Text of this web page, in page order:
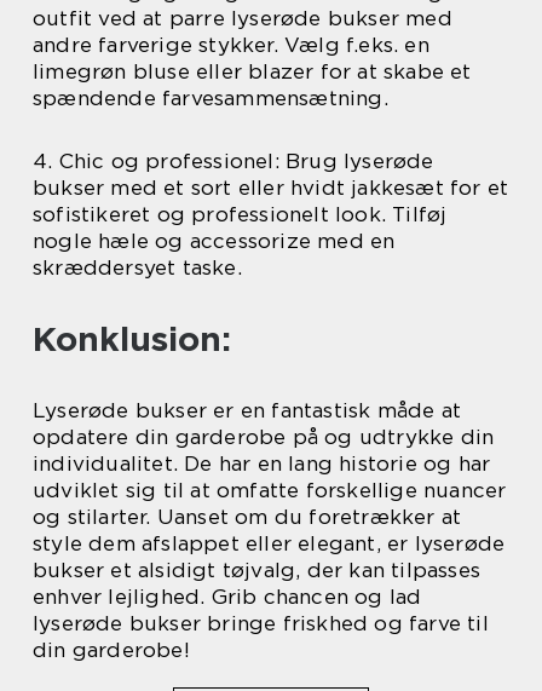
outfit ved at parre lyserøde bukser med
andre farverige stykker. Vælg f.eks. en
limegrøn bluse eller blazer for at skabe et
spændende farvesammensætning.
4. Chic og professionel: Brug lyserøde
bukser med et sort eller hvidt jakkesæt for et
sofistikeret og professionelt look. Tilføj
nogle hæle og accessorize med en
skræddersyet taske.
Konklusion:
Lyserøde bukser er en fantastisk måde at
opdatere din garderobe på og udtrykke din
individualitet. De har en lang historie og har
udviklet sig til at omfatte forskellige nuancer
og stilarter. Uanset om du foretrækker at
style dem afslappet eller elegant, er lyserøde
bukser et alsidigt tøjvalg, der kan tilpasses
enhver lejlighed. Grib chancen og lad
lyserøde bukser bringe friskhed og farve til
din garderobe!